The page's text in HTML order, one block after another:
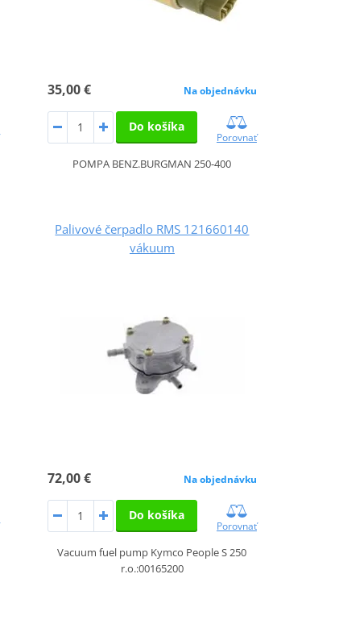
35,00 € Na objednávku
Do košíka
Porovnať
POMPA BENZ.BURGMAN 250-400
Palivové čerpadlo RMS 121660140
vákuum
72,00 € Na objednávku
Do košíka
Porovnať
Vacuum fuel pump Kymco People S 250
r.o.:00165200